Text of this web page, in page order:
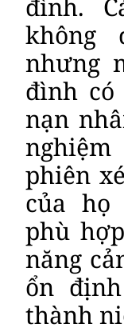
đình.
không
nhưng
đình có
nạn
phiên
của
phù
năng
ổn
thành